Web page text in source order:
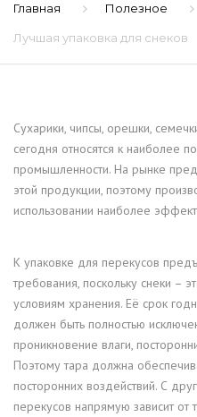
Главная Полезное
Лучшая упаковка для снеков
Сухарики, чипсы, орешки,
сегодня относятся к наиболее
промышленности. На рынке
этой продукции, поэтому
использовании наиболее
К упаковке для перекусов
требования, поскольку снеки –
условиям хранения. Её срок
должен быть полностью
проникновение влаги,
Поэтому тара должна
посторонних воздействий. С
перекусов напрямую зависит от